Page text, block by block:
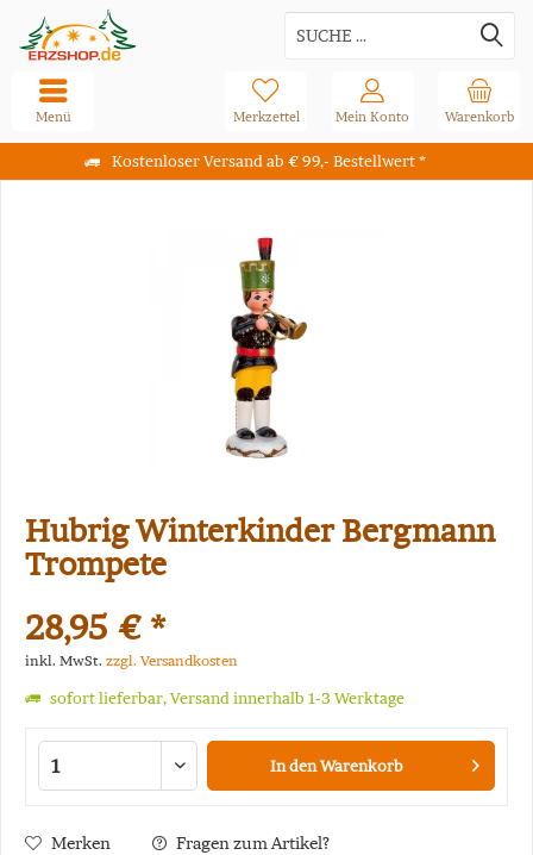
Kostenloser Versand ab € 99,- Bestellwert *
Warenkorb
Merkzettel Mein Konto
Menü
Hubrig Winterkinder Bergmann
Trompete
28,95 € *
inkl. MwSt. zzgl. Versandkosten
sofort lieferbar, Versand innerhalb 1-3 Werktage
In denWarenkorb
Merken Fragen zum Artikel?